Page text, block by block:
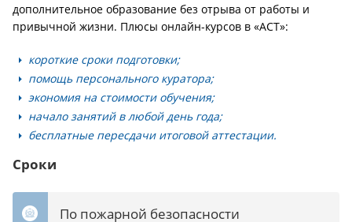
дополнительное образование без отрыва от работы и
привычной жизни. Плюсы онлайн-курсов в «АСТ»:
короткие сроки подготовки;
помощь персонального куратора;
экономия на стоимости обучения;
начало занятий в любой день года;
бесплатные пересдачи итоговой аттестации.
Сроки
По пожарной безопасности